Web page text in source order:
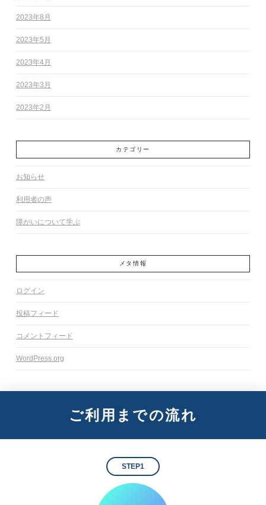
2023年8月
2023年5月
2023年4月
2023年3月
2023年2月
カテゴリー
お知らせ
利用者の声
障がいについて学ぶ
メタ情報
ログイン
投稿フィード
コメントフィード
WordPress.org
ご利用までの流れ
STEP1